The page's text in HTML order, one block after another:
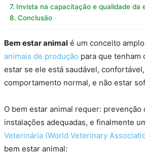
Invista na capacitação e qualidade da
Conclusão
Bem estar animal é um conceito
animais de produção para que tenham
estar se ele está saudável,
comportamento normal, e não estar
O bem estar animal requer:
instalações adequadas, e finalmente
Veterinária (World Veterinary
bem estar animal: